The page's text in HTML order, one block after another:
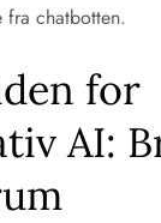
fra chatbotten.
for
AI: